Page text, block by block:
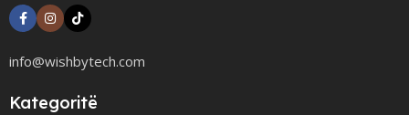
info@wishbytech.com
Kategoritë